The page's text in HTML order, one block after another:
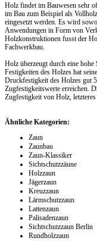
Holz findet im Bauwesen sehr
im Bau zum Beispiel als
eingesetzt werden. Es wird
Anwendungen in Form von
Holzkonstruktionen fusst der
Fachwerkbau.
Holz überzeugt durch eine
Festigkeiten des Holzes hat
Druckfestigkeit des Holzes gut
Zugfestigkeitswerte erreichen.
Zugfestigkeit von Holz,
Ähnliche Kategorien:
Zaun
Zaunbau
Zaun-Klassiker
Sichtschutzzäune
Holzzaun
Jägerzaun
Kreuzzaun
Lärmschutzzaun
Lattenzaun
Palisadenzaun
Sichtschutzzaun Berlin
Rundholzzaun